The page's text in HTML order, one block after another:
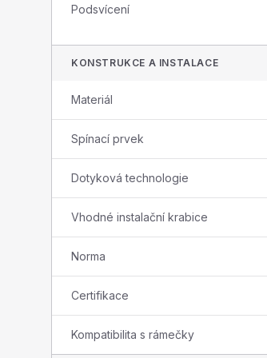
Podsvícení
KONSTRUKCE A INSTALACE
Materiál
Spínací prvek
Dotyková technologie
Vhodné instalační krabice
Norma
Certifikace
Kompatibilita s rámečky